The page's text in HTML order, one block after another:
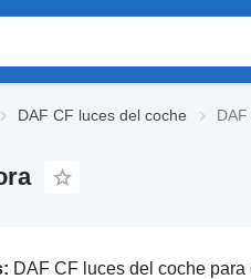
DAF CF luces del coche
DAF CF luces del coche para